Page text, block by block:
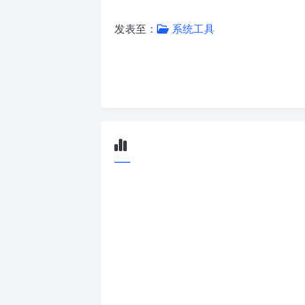
发表至： 系统工具